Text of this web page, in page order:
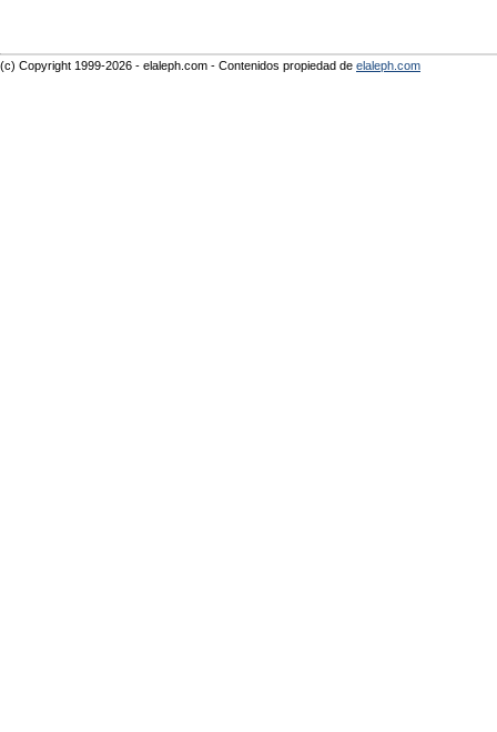
(c) Copyright 1999-2026 - elaleph.com - Contenidos propiedad de elaleph.com